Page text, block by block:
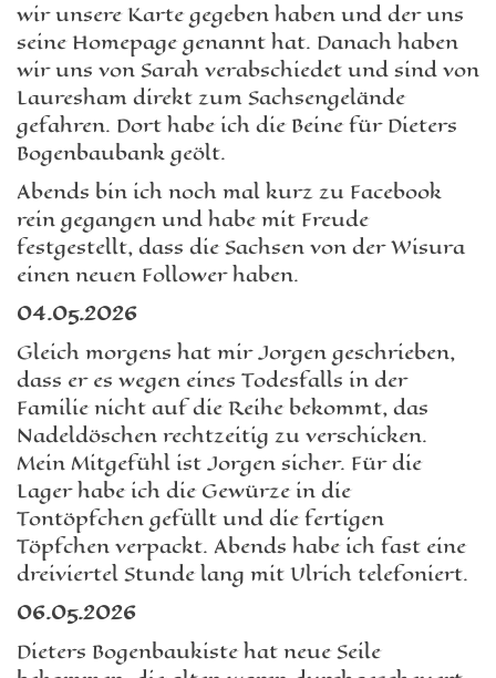
wir unsere Karte gegeben haben und der uns
seine Homepage genannt hat. Danach haben
wir uns von Sarah verabschiedet und sind von
Lauresham direkt zum Sachsengelände
gefahren. Dort habe ich die Beine für Dieters
Bogenbaubank geölt.
Abends bin ich noch mal kurz zu Facebook
rein gegangen und habe mit Freude
festgestellt, dass die Sachsen von der Wisura
einen neuen Follower haben.
04.05.2026
Gleich morgens hat mir Jorgen geschrieben,
dass er es wegen eines Todesfalls in der
Familie nicht auf die Reihe bekommt, das
Nadeldöschen rechtzeitig zu verschicken.
Mein Mitgefühl ist Jorgen sicher. Für die
Lager habe ich die Gewürze in die
Tontöpfchen gefüllt und die fertigen
Töpfchen verpackt. Abends habe ich fast eine
dreiviertel Stunde lang mit Ulrich telefoniert.
06.05.2026
Dieters Bogenbaukiste hat neue Seile